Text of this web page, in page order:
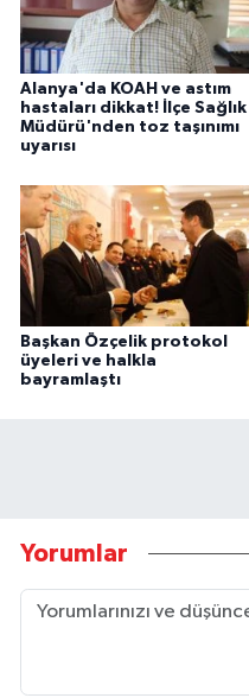
Alanya'da KOAH ve astım
hastaları dikkat! İlçe Sağlık
Müdürü'nden toz taşınımı
uyarısı
Başkan Özçelik protokol
üyeleri ve halkla
bayramlaştı
Yorumlar